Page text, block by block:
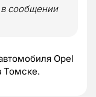
сообщении
Opel
Томске.